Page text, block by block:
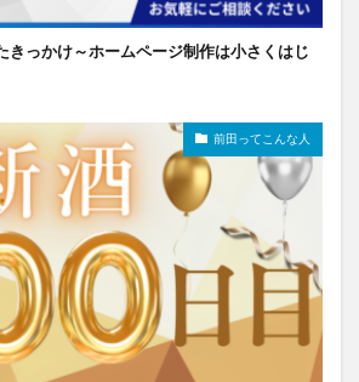
きっかけ～ホームページ制作は小さくはじ
前田ってこんな人